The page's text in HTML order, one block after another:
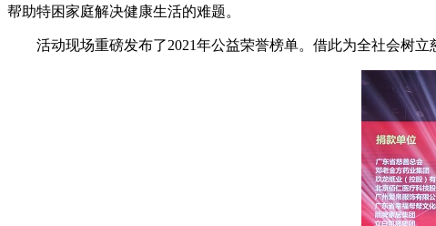
帮助特困家庭解决健康生活的难题。
活动现场重磅发布了2021年公益荣誉榜单。借此为全社会树立